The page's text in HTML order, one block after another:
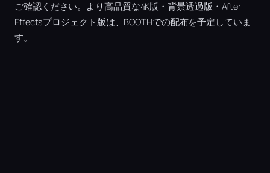
ご確認ください。より高品質な4K版・背景透過版・After
Effectsプロジェクト版は、BOOTHでの配布を予定していま
す。